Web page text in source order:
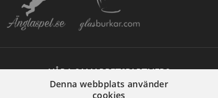
VÅRA SAMARBETSPARTNERS
Denna webbplats använder
cookies